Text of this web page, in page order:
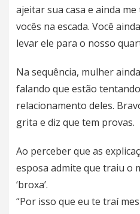
ajeitar sua casa e ainda
vocês na escada. Você
levar ele para o nosso
Na sequência, mulher
falando que estão
relacionamento deles.
grita e diz que tem provas.
Ao perceber que as
esposa admite que traiu o
‘broxa’.
“Por isso que eu te traí